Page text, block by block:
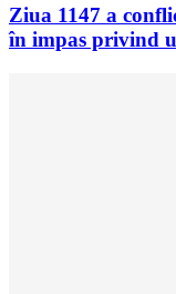
Ziua 1147 a
în impas privind